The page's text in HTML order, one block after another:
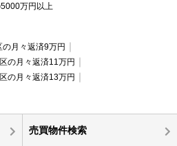
万円以上
の月々返済9万円
の月々返済11万円
の月々返済13万円
売買物件検索